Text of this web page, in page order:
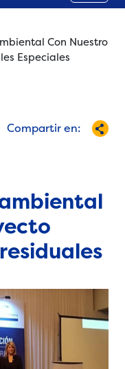
Con Nuestro
Especiales
Compartir en: